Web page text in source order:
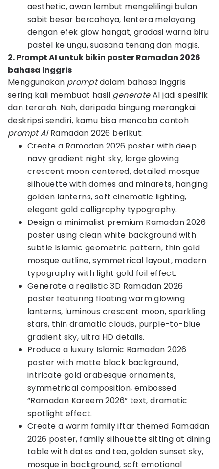
aesthetic, awan lembut mengelilingi bulan
sabit besar bercahaya, lentera melayang
dengan efek glow hangat, gradasi warna biru
pastel ke ungu, suasana tenang dan magis.
2. Prompt AI untuk bikin poster Ramadan 2026
bahasa Inggris
Menggunakan promptdalam bahasa Inggris
sering kali membuat hasil generateAI jadi spesifik
dan terarah. Nah, daripada bingung merangkai
deskripsi sendiri, kamu bisa mencoba contoh
prompt AIRamadan 2026 berikut:
Create a Ramadan 2026 poster with deep
navy gradient night sky, large glowing
crescent moon centered, detailed mosque
silhouette with domes and minarets, hanging
golden lanterns, soft cinematic lighting,
elegant gold calligraphy typography.
Design a minimalist premium Ramadan 2026
poster using clean white background with
subtle Islamic geometric pattern, thin gold
mosque outline, symmetrical layout, modern
typography with light gold foil effect.
Generate a realistic 3D Ramadan 2026
poster featuring floating warm glowing
lanterns, luminous crescent moon, sparkling
stars, thin dramatic clouds, purple-to-blue
gradient sky, ultra HD details.
Produce a luxury Islamic Ramadan 2026
poster with matte black background,
intricate gold arabesque ornaments,
symmetrical composition, embossed
“Ramadan Kareem 2026” text, dramatic
spotlight effect.
Create a warm family iftar themed Ramadan
2026 poster, family silhouette sitting at dining
table with dates and tea, golden sunset sky,
mosque in background, soft emotional